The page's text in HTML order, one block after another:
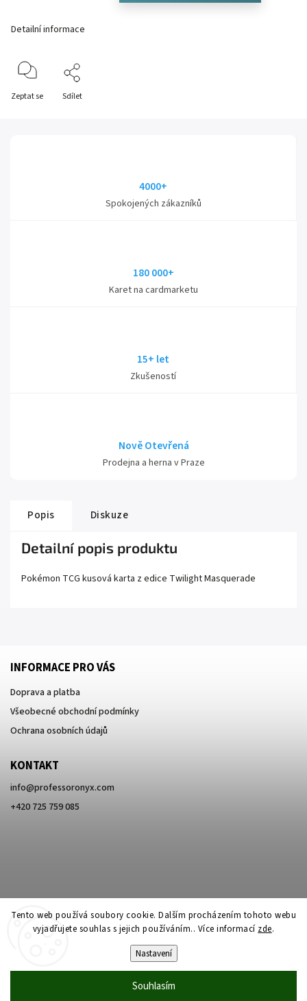
Tento web používá soubory cookie. Dalším procházením tohoto webu
vyjadřujete souhlas s jejich používáním.. Více informací zde.
Nastavení
Souhlasím
Detailní informace
Zeptat se Sdílet
4000+
Spokojených zákazníků
180 000+
Karet na cardmarketu
15+ let
Zkušeností
Nově Otevřená
Prodejna a herna v Praze
Popis Diskuze
Detailní popis produktu
Pokémon TCG kusová karta z edice Twilight Masquerade
INFORMACE PRO VÁS
Doprava a platba
Všeobecné obchodní podmínky
Ochrana osobních údajů
KONTAKT
info@professoronyx.com
+420 725 759 085
Professor Onyx. Všechna práva vyhrazena.